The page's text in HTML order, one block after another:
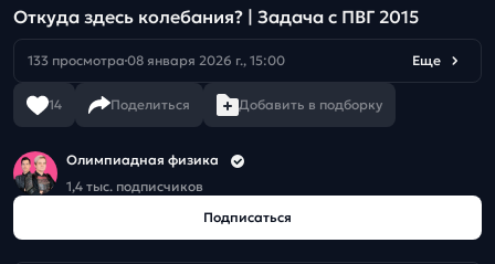
Откуда здесь колебания? | Задача с ПВГ 2015
133 просмотра 08 января 2026 г., 15:00 Еще
14 Поделиться Добавить в подборку
Олимпиадная физика
1,4 тыс. подписчиков
Подписаться